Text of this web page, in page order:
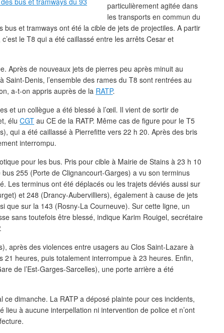
particulièrement agitée dans
les transports en commun du
bus et tramways ont été la cible de jets de projectiles. A partir
le T8 qui a été caillassé entre les arrêts Cesar et
Après de nouveaux jets de pierres peu après minuit au
Saint-Denis, l’ensemble des rames du T8 sont rentrées au
a-t-on appris auprès de la RATP.
et un collègue a été blessé à l’œil. Il vient de sortir de
élu CGT au CE de la RATP. Même cas de figure pour le T5
qui a été caillassé à Pierrefitte vers 22 h 20. Après des bris
interrompu.
pour les bus. Pris pour cible à Mairie de Stains à 23 h 10
255 (Porte de Clignancourt-Garges) a vu son terminus
Les terminus ont été déplacés ou les trajets déviés aussi sur
et 248 (Drancy-Aubervilliers), également à cause de jets
que sur la 143 (Rosny-La Courneuve). Sur cette ligne, un
sans toutefois être blessé, indique Karim Rouigel, secrétaire
après des violences entre usagers au Clos Saint-Lazare à
21 heures, puis totalement interrompue à 23 heures. Enfin,
de l’Est-Garges-Sarcelles), une porte arrière a été
ce dimanche. La RATP a déposé plainte pour ces incidents,
lieu à aucune interpellation ni intervention de police et n’ont